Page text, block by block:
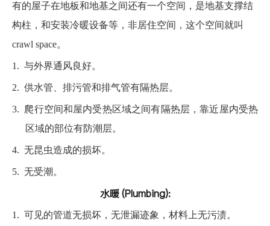
有的屋子在地板和地基之间还有一个空间，是地基支撑结
构柱，和安装冷暖设备等，非居住空间，这个空间就叫
crawl space。
1. 与外界通风良好。
2. 供水管、排污管和排气管有隔热层。
3. 爬行空间和屋内受热区域之间有隔热层，靠近屋内受热
区域的部位有防潮层。
4. 无昆虫造成的损坏。
5. 无受潮。
水暖 (Plumbing):
1. 可见的管道无损坏，无泄漏迹象，材料上无污渍。